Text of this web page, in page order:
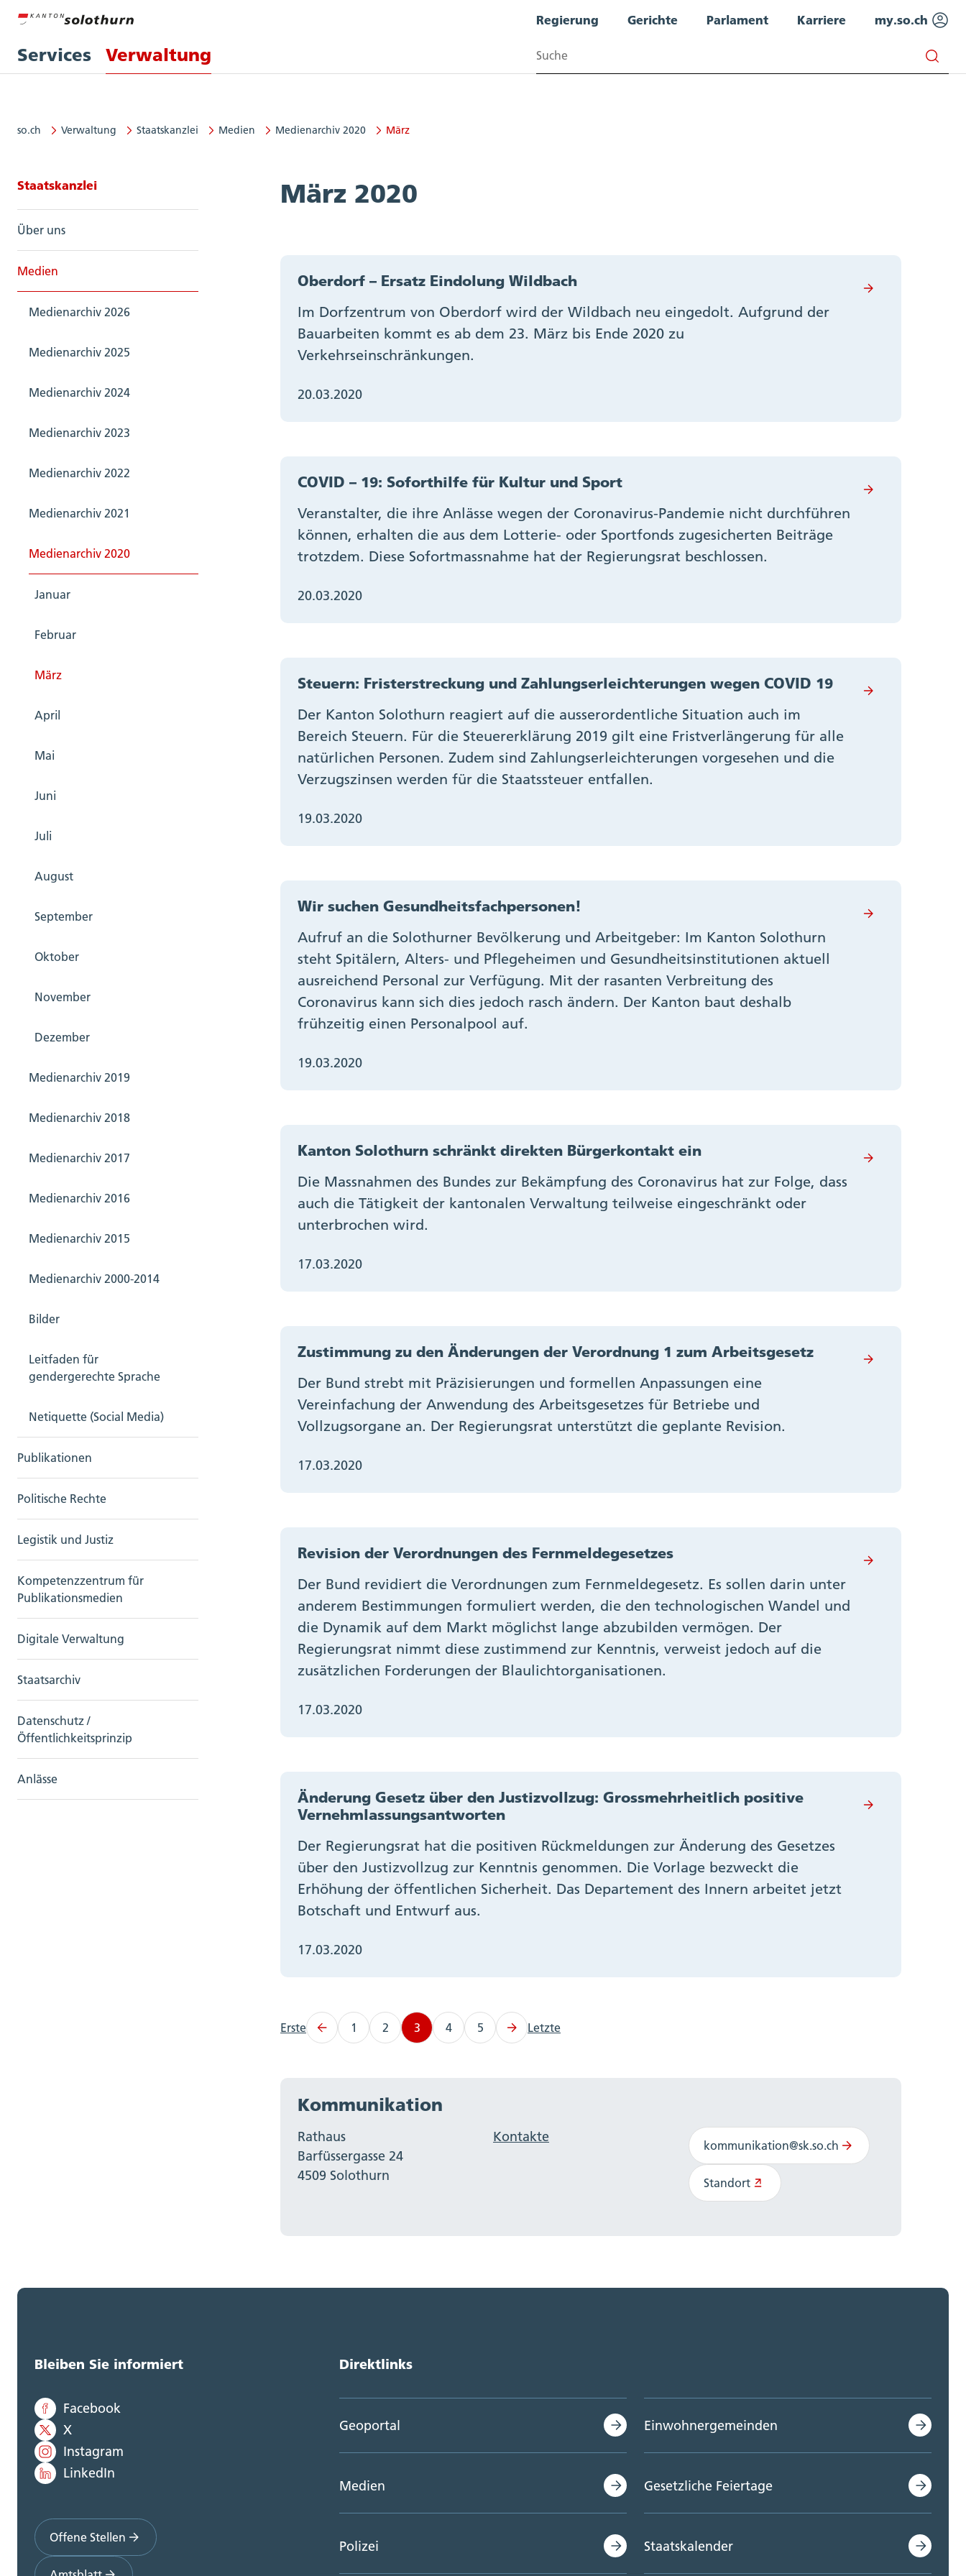
Services Verwaltung
Regierung Gerichte Parlament Karriere my.so.ch
Suchen
so.ch Verwaltung Staatskanzlei Medien Medienarchiv 2020 März
Seitennavigation: Staatskanzlei
Staatskanzlei
Über uns
Medien
Medienarchiv 2026
Medienarchiv 2025
Medienarchiv 2024
Medienarchiv 2023
Medienarchiv 2022
Medienarchiv 2021
Medienarchiv 2020
Januar
Februar
März
April
Mai
Juni
Juli
August
September
Oktober
November
Dezember
Medienarchiv 2019
Medienarchiv 2018
Medienarchiv 2017
Medienarchiv 2016
Medienarchiv 2015
Medienarchiv 2000-2014
Bilder
Leitfaden für
gendergerechte Sprache
Netiquette (Social Media)
Publikationen
Politische Rechte
Legistik und Justiz
Kompetenzzentrum für
Publikationsmedien
Digitale Verwaltung
Staatsarchiv
Datenschutz /
Öffentlichkeitsprinzip
Anlässe
März 2020
Oberdorf – Ersatz Eindolung Wildbach
Im Dorfzentrum von Oberdorf wird der Wildbach neu eingedolt. Aufgrund der
Bauarbeiten kommt es ab dem 23. März bis Ende 2020 zu
Verkehrseinschränkungen.
20.03.2020
COVID – 19: Soforthilfe für Kultur und Sport
Veranstalter, die ihre Anlässe wegen der Coronavirus-Pandemie nicht durchführen
können, erhalten die aus dem Lotterie- oder Sportfonds zugesicherten Beiträge
trotzdem. Diese Sofortmassnahme hat der Regierungsrat beschlossen.
20.03.2020
Steuern: Fristerstreckung und Zahlungserleichterungen wegen COVID 19
Der Kanton Solothurn reagiert auf die ausserordentliche Situation auch im
Bereich Steuern. Für die Steuererklärung 2019 gilt eine Fristverlängerung für alle
natürlichen Personen. Zudem sind Zahlungserleichterungen vorgesehen und die
Verzugszinsen werden für die Staatssteuer entfallen.
19.03.2020
Wir suchen Gesundheitsfachpersonen!
Aufruf an die Solothurner Bevölkerung und Arbeitgeber: Im Kanton Solothurn
steht Spitälern, Alters- und Pflegeheimen und Gesundheitsinstitutionen aktuell
ausreichend Personal zur Verfügung. Mit der rasanten Verbreitung des
Coronavirus kann sich dies jedoch rasch ändern. Der Kanton baut deshalb
frühzeitig einen Personalpool auf.
19.03.2020
Kanton Solothurn schränkt direkten Bürgerkontakt ein
Die Massnahmen des Bundes zur Bekämpfung des Coronavirus hat zur Folge, dass
auch die Tätigkeit der kantonalen Verwaltung teilweise eingeschränkt oder
unterbrochen wird.
17.03.2020
Zustimmung zu den Änderungen der Verordnung 1 zum Arbeitsgesetz
Der Bund strebt mit Präzisierungen und formellen Anpassungen eine
Vereinfachung der Anwendung des Arbeitsgesetzes für Betriebe und
Vollzugsorgane an. Der Regierungsrat unterstützt die geplante Revision.
17.03.2020
Revision der Verordnungen des Fernmeldegesetzes
Der Bund revidiert die Verordnungen zum Fernmeldegesetz. Es sollen darin unter
anderem Bestimmungen formuliert werden, die den technologischen Wandel und
die Dynamik auf dem Markt möglichst lange abzubilden vermögen. Der
Regierungsrat nimmt diese zustimmend zur Kenntnis, verweist jedoch auf die
zusätzlichen Forderungen der Blaulichtorganisationen.
17.03.2020
Änderung Gesetz über den Justizvollzug: Grossmehrheitlich positive
Vernehmlassungsantworten
Der Regierungsrat hat die positiven Rückmeldungen zur Änderung des Gesetzes
über den Justizvollzug zur Kenntnis genommen. Die Vorlage bezweckt die
Erhöhung der öffentlichen Sicherheit. Das Departement des Innern arbeitet jetzt
Botschaft und Entwurf aus.
17.03.2020
Erste 1 2 3 4 5 Letzte
Kommunikation
Rathaus
Barfüssergasse 24
4509 Solothurn
Kontakte
kommunikation@sk.so.ch
Standort
Bleiben Sie informiert
Facebook
X
Instagram
LinkedIn
Offene Stellen
Direktlinks
Geoportal
Medien
Polizei
Einwohnergemeinden
Gesetzliche Feiertage
Staatskalender